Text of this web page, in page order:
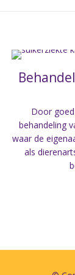
Door
behandeling
waar de
als